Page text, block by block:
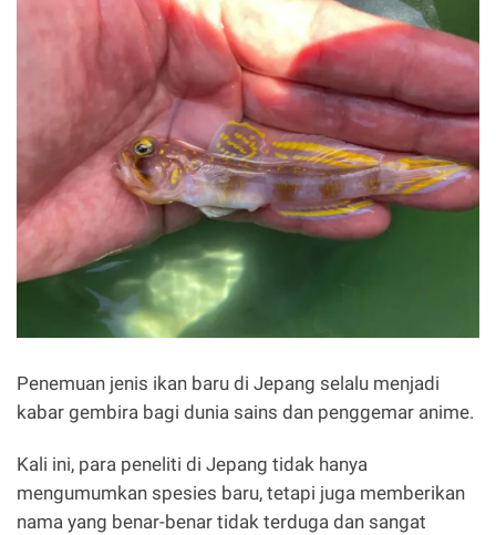
Penemuan jenis ikan baru di Jepang selalu menjadi
kabar gembira bagi dunia sains dan penggemar anime.
Kali ini, para peneliti di Jepang tidak hanya
mengumumkan spesies baru, tetapi juga memberikan
nama yang benar-benar tidak terduga dan sangat